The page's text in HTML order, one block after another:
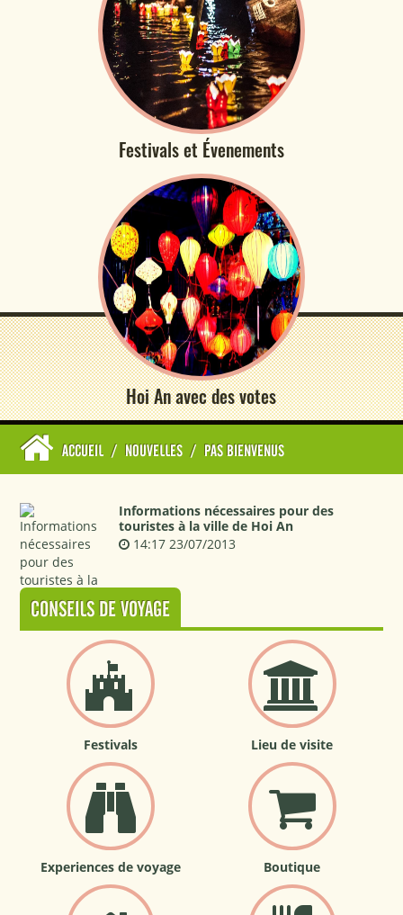
Festivals et Évenements
Hoi An avec des votes
ACCUEIL / NOUVELLES / PAS BIENVENUS
Informations nécessaires pour des
touristes à la ville de Hoi An
14:17 23/07/2013
CONSEILS DE VOYAGE
Festivals Lieu de visite
Experiences de voyage Boutique